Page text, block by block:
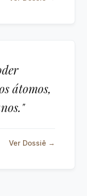
átomos,
Ver Dossiê →